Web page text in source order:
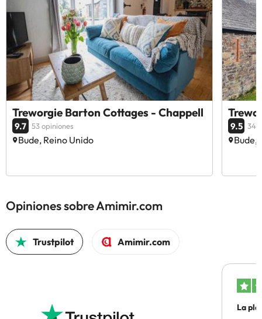
Treworgie Barton Cottages - Chappell
9.7 53 opiniones
Bude, Reino Unido
9.5 34
Bude,
Opiniones sobre Amimir.com
Trustpilot Amimir.com
La